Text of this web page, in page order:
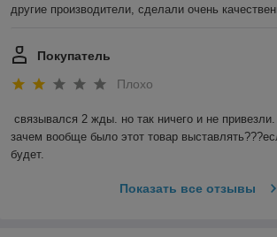
другие производители, сделали очень
Покупатель
Плохо
связывался 2 жды. но так ничего и не привезли.
зачем вообще было этот товар
будет.
Показать все отзывы